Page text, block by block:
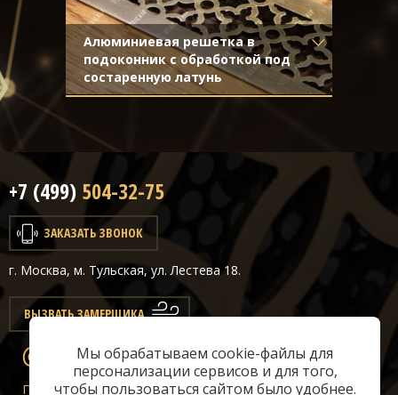
Мы обрабатываем cookie-файлы для
персонализации сервисов и для того,
чтобы пользоваться сайтом было удобнее.
Алюминиевая решетка в
подоконник с обработкой под
состаренную латунь
Материал- Алюминий
+7 (499) 504-32-75
ЗАКАЗАТЬ ЗВОНОК
г. Москва, м. Тульская, ул. Лестева 18.
ВЫЗВАТЬ ЗАМЕРЩИКА
info@classicair.ru
Пн-Сб:10 — 20